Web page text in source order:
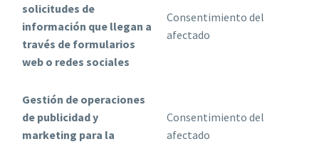
solicitudes de
información que llegan a
través de formularios
web o redes sociales
Consentimiento del
afectado
Gestión de operaciones
de publicidad y
marketing para la
Consentimiento del
afectado